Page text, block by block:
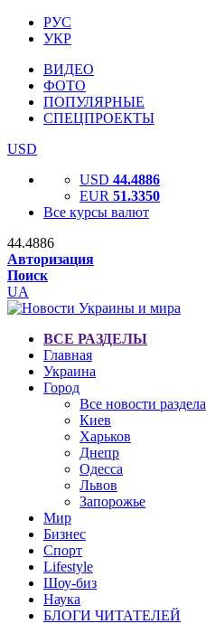
РУС
УКР
ВИДЕО
ФОТО
ПОПУЛЯРНЫЕ
СПЕЦПРОЕКТЫ
USD
USD 44.4886
EUR 51.3350
Все курсы валют
44.4886
Авторизация
Поиск
UA
ВСЕ РАЗДЕЛЫ
Главная
Украина
Город
Все новости раздела
Киев
Харьков
Днепр
Одесса
Львов
Запорожье
Мир
Бизнес
Спорт
Lifestyle
Шоу-биз
Наука
БЛОГИ ЧИТАТЕЛЕЙ